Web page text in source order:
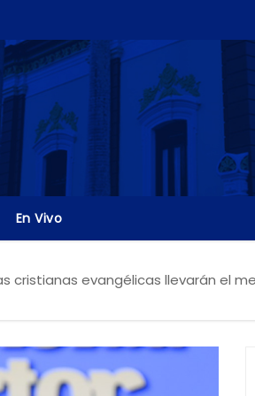
En Vivo
cristianas evangélicas llevarán el